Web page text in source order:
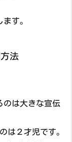
す。
法
のは大きな宣伝
は２才児です。